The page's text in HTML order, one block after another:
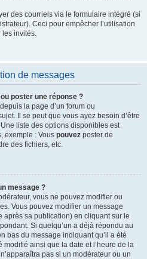
des courriels via le formulaire intégré (si
Ceci pour empêcher l’utilisation
les invités.
de messages
poster une réponse ?
la page d’un forum ou
Il se peut que vous ayez besoin d’être
liste des options disponibles est
exemple : Vous pouvez poster de
des fichiers, etc.
message ?
vous ne pouvez modifier ou
Vous pouvez modifier un message
sa publication) en cliquant sur le
Si quelqu’un a déjà répondu au
bas du message indiquant qu’il a été
modifié ainsi que la date et l’heure de la
pas si un modérateur ou un